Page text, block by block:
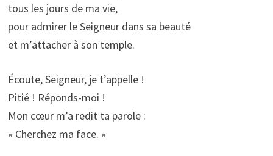
tous les jours de ma vie,
pour admirer le Seigneur dans sa beauté
et m’attacher à son temple.
Écoute, Seigneur, je t’appelle !
Pitié ! Réponds-moi !
Mon cœur m’a redit ta parole :
« Cherchez ma face. »